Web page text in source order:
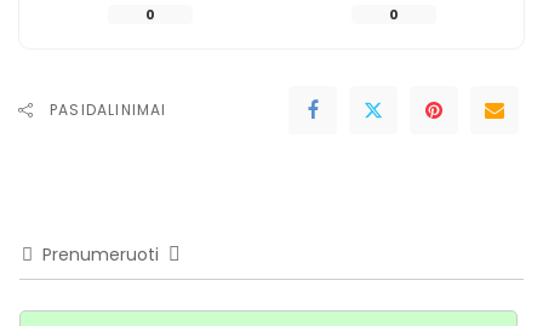
0 0
PASIDALINIMAI
Prenumeruoti